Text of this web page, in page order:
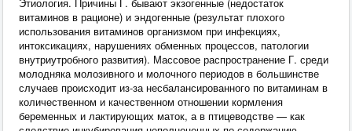
витаминов в рационе) и эндогенные (результат плохого
использования витаминов организмом при инфекциях,
интоксикациях, нарушениях обменных процессов, патологии
внутриутробного развития). Массовое распространение Г. среди
молодняка молозивного и молочного периодов в большинстве
случаев происходит из-за несбалансированного по витаминам в
количественном и качественном отношении кормления
беременных и лактирующих маток, а в птицеводстве — как